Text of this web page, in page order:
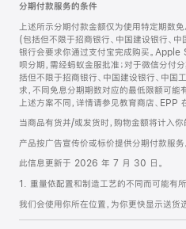
页
脚
分期付款服务的条件
上述所示分期付款金额仅为使用特定期数
(包括但不限于招商银行、中国建设银行、
银行会要求你通过支付宝完成购买。
呗分期，需经蚂蚁金服批准；对于微信分付
括但不限于招商银行、中国建设银行、中国
求，不同免息分期期数对应的最低限额可
上述方案不同，详情请参见教育商店、
当商品有货并/或发货时，购物金额将计入
产品按广告宣传价或标价提供分期付款服务
此信息更新于 2026 年 7 月 30 日。
1. 重量依配置和制造工艺的不同而可能有所
我们会使用你所在位置，为你更快显示送货